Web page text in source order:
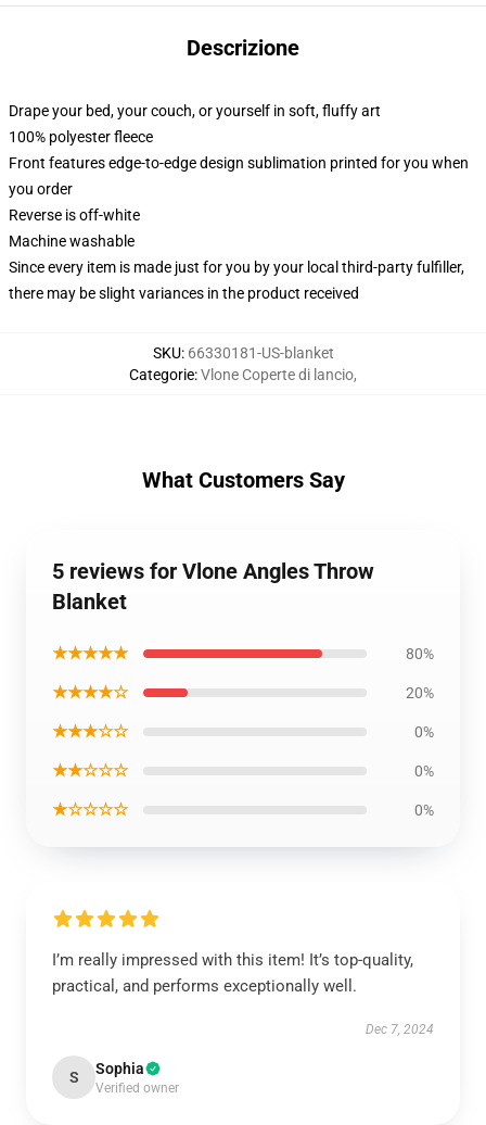
Descrizione
Drape your bed, your couch, or yourself in soft, fluffy art
100% polyester fleece
Front features edge-to-edge design sublimation printed for you when
you order
Reverse is off-white
Machine washable
Since every item is made just for you by your local third-party fulfiller,
there may be slight variances in the product received
SKU: 66330181-US-blanket
Categorie:Vlone Coperte di lancio,
What Customers Say
5 reviews for Vlone Angles Throw
Blanket
★★★★★ 80%
★★★★☆ 20%
★★★☆☆ 0%
★★☆☆☆ 0%
★☆☆☆☆ 0%
I’m really impressed with this item! It’s top-quality,
practical, and performs exceptionally well.
Dec 7, 2024
S Sophia
Verified owner